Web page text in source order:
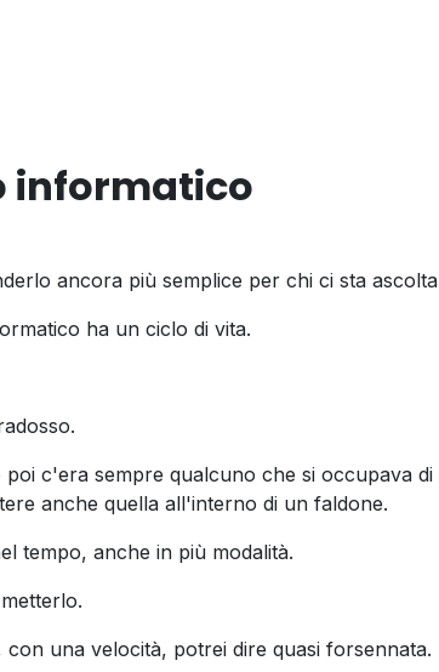
informatico
ancora più semplice per chi ci sta
ha un ciclo di vita.
c'era sempre qualcuno che si occupava
anche quella all'interno di un faldone.
tempo, anche in più modalità.
una velocità, potrei dire quasi forsennata.